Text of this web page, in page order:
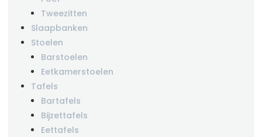
Tweezitten
Slaapbanken
Stoelen
Barstoelen
Eetkamerstoelen
Tafels
Bartafels
Bijzettafels
Eettafels